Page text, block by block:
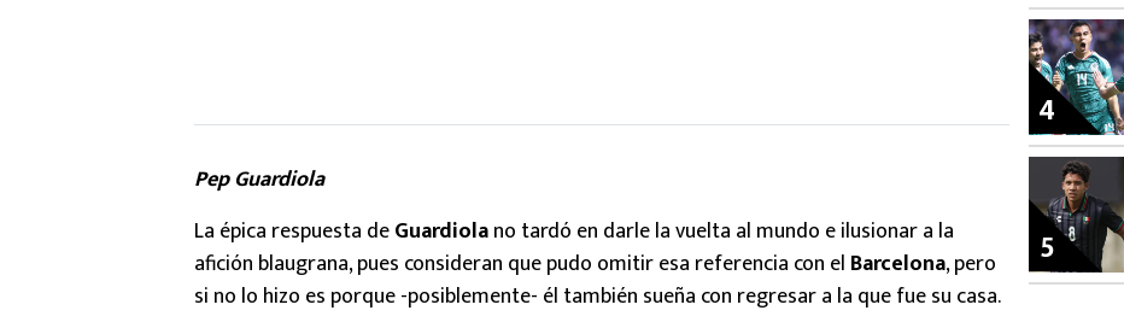
Pep Guardiola
La épica respuesta deGuardiolano tardó en darle la vuelta al mundo e ilusionar a la
afición blaugrana, pues consideran que pudo omitir esa referencia con el Barcelona, pero
si no lo hizo es porque -posiblemente- él también sueña con regresar a la que fue su casa.
4
5